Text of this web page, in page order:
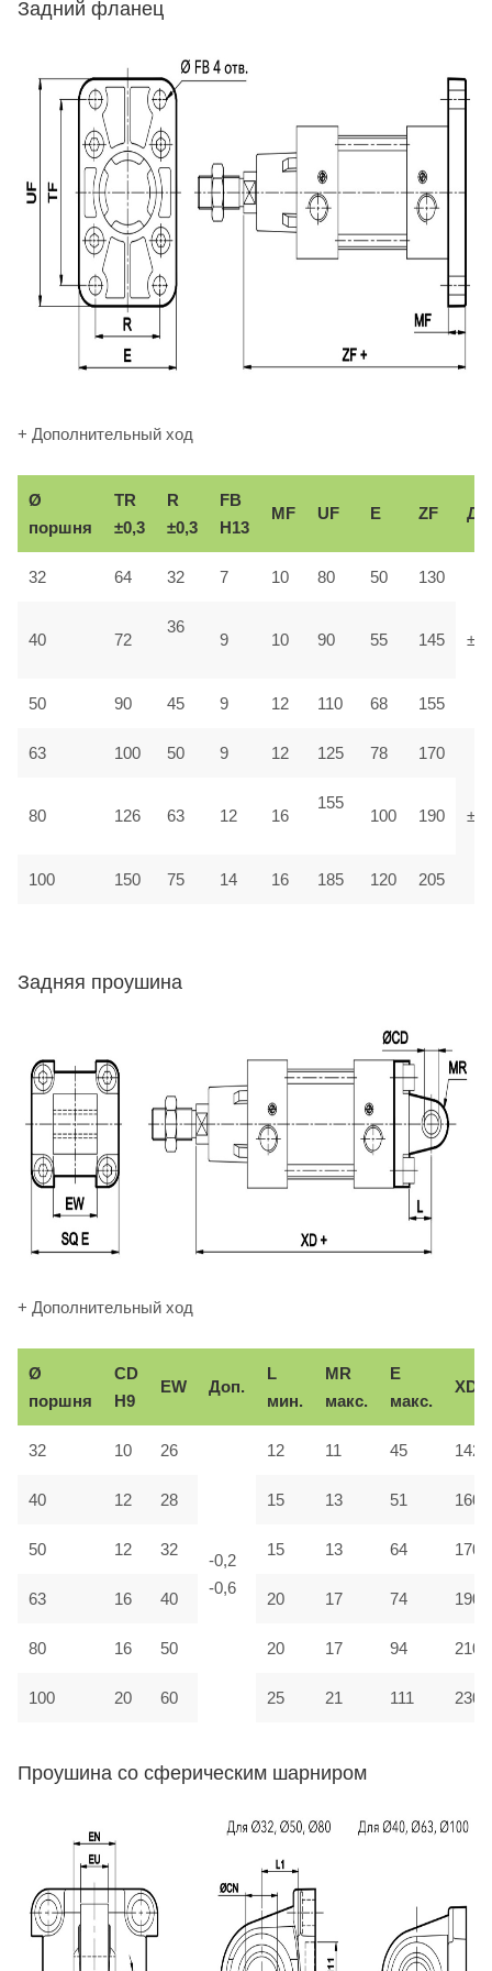
Задний фланец
+ Дополнительный ход
Ø
поршня
TR
±0,3
R
±0,3
FB
H13
MF UF E ZF
32 64 32 7 10 80 50 130
40 72
36
9 10 90 55 145
50 90 45 9 12 110 68 155
63 100 50 9 12 125 78 170
80 126 63 12 16
155
100 190
100 150 75 14 16 185 120 205
Задняя проушина
+ Дополнительный ход
Ø
поршня
CD
H9
EW Доп.
L
мин.
MR
макс.
E
макс.
XD
32 10 26
-0,2
-0,6
12 11 45 142
40 12 28 15 13 51 160
50 12 32 15 13 64 170
63 16 40 20 17 74 190
80 16 50 20 17 94 210
100 20 60 25 21 111 230
Проушина со сферическим шарниром